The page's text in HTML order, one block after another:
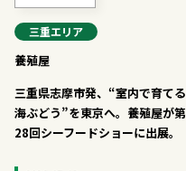
三重エリア
養殖屋
三重県志摩市発、“室内で育てる
海ぶどう”を東京へ。養殖屋が第
28回シーフードショーに出展。